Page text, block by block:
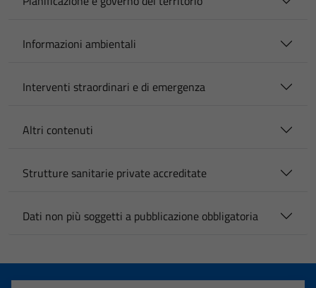
Informazioni ambientali
Interventi straordinari e di emergenza
Altri contenuti
Strutture sanitarie private accreditate
Dati non più soggetti a pubblicazione obbligatoria